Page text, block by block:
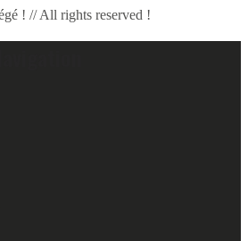
! // All rights reserved !